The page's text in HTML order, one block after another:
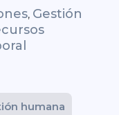
, Gestión
humana